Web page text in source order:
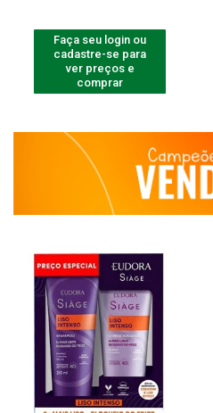
Faça seu login ou
cadastre-se para
ver preços e
comprar